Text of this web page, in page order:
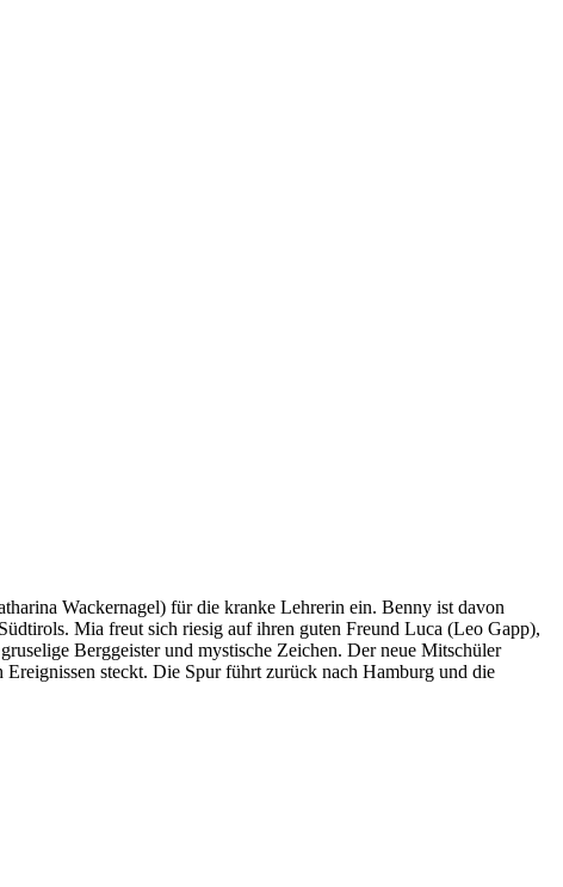
Wackernagel) für die kranke Lehrerin ein. Benny ist davon
Mia freut sich riesig auf ihren guten Freund Luca (Leo Gapp),
Berggeister und mystische Zeichen. Der neue Mitschüler
steckt. Die Spur führt zurück nach Hamburg und die